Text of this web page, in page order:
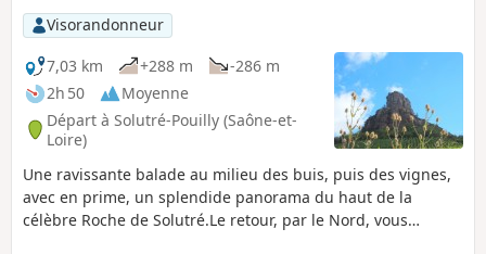
Visorandonneur
7,03 km
+288 m
-286 m
2h 50
Moyenne
Départ à Solutré-Pouilly (Saône-et-
Loire)
Une ravissante balade au milieu des buis, puis des vignes,
avec en prime, un splendide panorama du haut de la
célèbre Roche de Solutré.Le retour, par le Nord, vous